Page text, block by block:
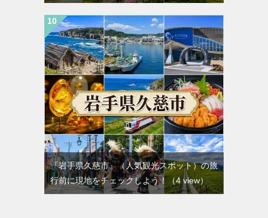
『岩手県久慈市』（人気観光スポット）の旅
行前に現地をチェックしよう！ （4 view）